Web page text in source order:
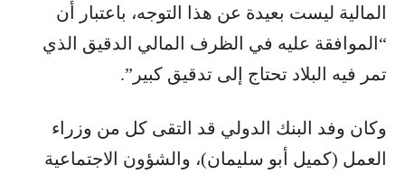
المالية ليست بعيدة عن هذا التوجه، باعتبار أن
“الموافقة عليه في الظرف المالي الدقيق الذي
تمر فيه البلاد تحتاج إلى تدقيق كبير”.
وكان وفد البنك الدولي قد التقى كل من وزراء
العمل (كميل أبو سليمان)، والشؤون الاجتماعية